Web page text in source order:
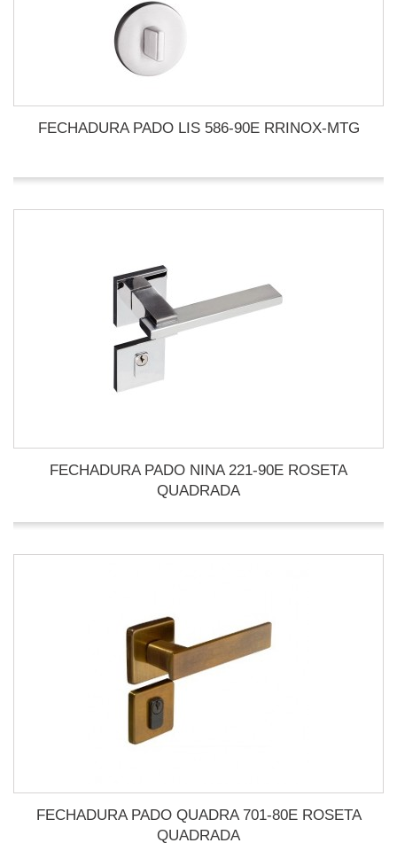
FECHADURA PADO LIS 586-90E RRINOX-MTG
FECHADURA PADO NINA 221-90E ROSETA
QUADRADA
FECHADURA PADO QUADRA 701-80E ROSETA
QUADRADA